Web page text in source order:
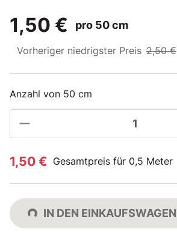
1,50 €
pro 50 cm
Vorheriger niedrigster Preis 2,50 €
Anzahl von 50 cm
1,50 € Gesamtpreis für 0,5 Meter
IN DEN EINKAUFSWAGEN